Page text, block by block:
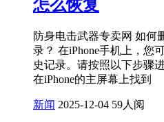
怎么恢复
防身电击武器专卖网 如何
录？ 在iPhone手机上，您
史记录。请按照以下步骤
在iPhone的主屏幕上找到
新闻 2025-12-04 59人阅